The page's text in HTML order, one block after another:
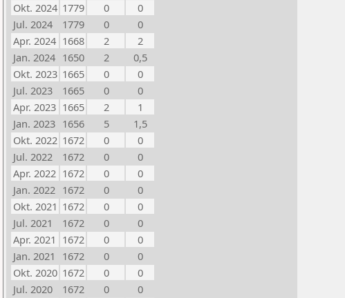
Okt. 2024 1779 0
0
Jul. 2024
1779 0
0
Apr. 2024 1668 2
2
Jan. 2024 1650 2
0,5
Okt. 2023 1665 0
0
Jul. 2023
1665 0
0
Apr. 2023 1665 2
1
Jan. 2023 1656 5
1,5
Okt. 2022 1672 0
0
Jul. 2022
1672 0
0
Apr. 2022 1672 0
0
Jan. 2022 1672 0
0
Okt. 2021 1672 0
0
Jul. 2021
1672 0
0
Apr. 2021 1672 0
0
Jan. 2021
1672 0
0
Okt. 2020 1672 0
0
Jul. 2020
1672 0
0